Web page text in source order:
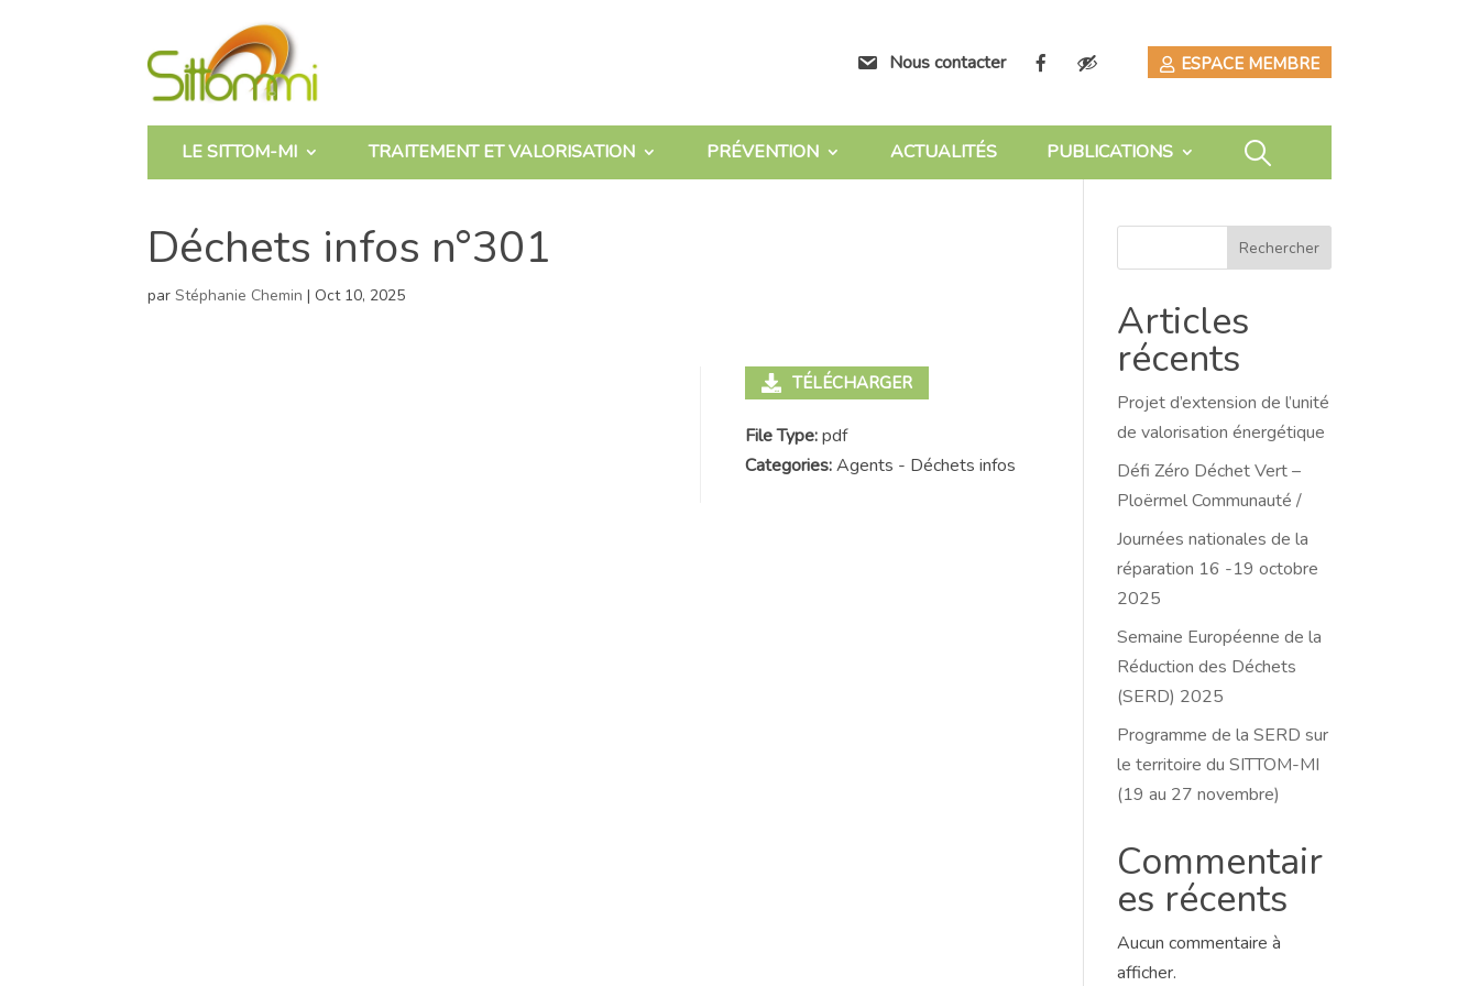
Nous contacter ESPACE MEMBRE
LE SITTOM-MI TRAITEMENT ET VALORISATION PRÉVENTION ACTUALITÉS PUBLICATIONS
Déchets infos n°301
parStéphanie Chemin | Oct 10, 2025
TÉLÉCHARGER
File Type:pdf
Categories:Agents - Déchets infos
Rechercher
Articles
récents
Projet d’extension de l’unité
de valorisation énergétique
Défi Zéro Déchet Vert –
Ploërmel Communauté /
Journées nationales de la
réparation 16 -19 octobre
2025
Semaine Européenne de la
Réduction des Déchets
(SERD) 2025
Programme de la SERD sur
le territoire du SITTOM-MI
(19 au 27 novembre)
Commentair
es récents
Aucun commentaire à
afficher.